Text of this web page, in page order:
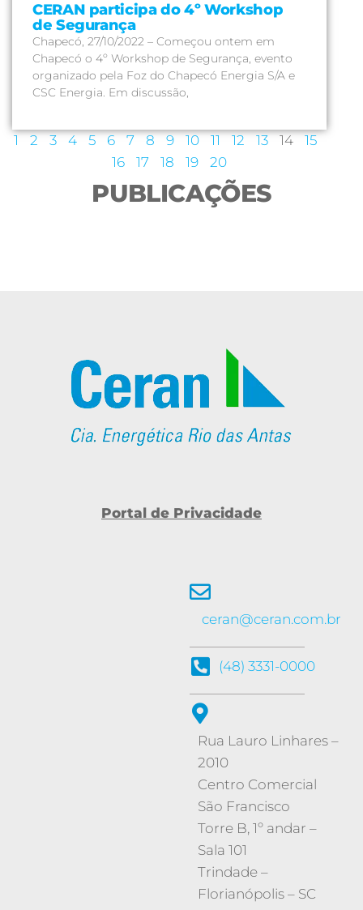
CERAN participa do 4º Workshop
de Segurança
Chapecó, 27/10/2022 – Começou ontem em
Chapecó o 4º Workshop de Segurança, evento
organizado pela Foz do Chapecó Energia S/A e
CSC Energia. Em discussão,
1 2 3 4 5 6 7 8 9 10 11 12 13 14
15
16
17 18 19 20
PUBLICAÇÕES
Portal de Privacidade
ceran@ceran.com.br
(48) 3331-0000
Rua Lauro Linhares –
2010
Centro Comercial
São Francisco
Torre B, 1º andar –
Sala 101
Trindade –
Florianópolis – SC